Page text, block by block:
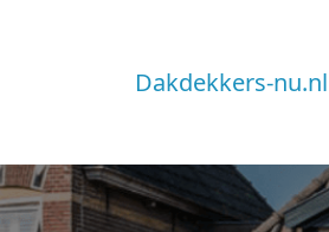
Dakdekkers-nu.nl